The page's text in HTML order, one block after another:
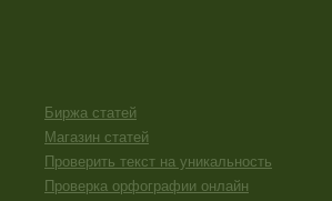
Биржа статей
Магазин статей
Проверить текст на уникальность
Проверка орфографии онлайн